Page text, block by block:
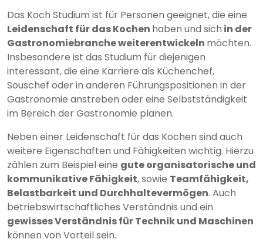
Das Koch Studium ist für Personen geeignet, die eine
Leidenschaft für das Kochen haben und sich in der
Gastronomiebranche weiterentwickeln möchten.
Insbesondere ist das Studium für diejenigen
interessant, die eine Karriere als Küchenchef,
Souschef oder in anderen Führungspositionen in der
Gastronomie anstreben oder eine Selbstständigkeit
im Bereich der Gastronomie planen.
Neben einer Leidenschaft für das Kochen sind auch
weitere Eigenschaften und Fähigkeiten wichtig. Hierzu
zählen zum Beispiel eine gute organisatorische und
kommunikative Fähigkeit, sowie Teamfähigkeit,
Belastbarkeit und Durchhaltevermögen. Auch
betriebswirtschaftliches Verständnis und ein
gewisses Verständnis für Technik und Maschinen
können von Vorteil sein.